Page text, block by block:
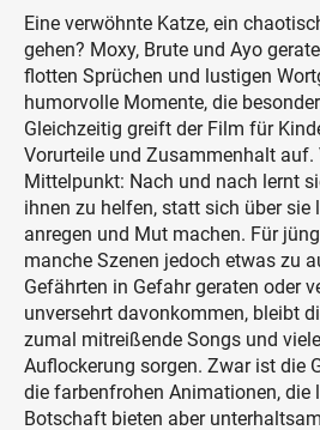
Eine verwöhnte Katze, ein
gehen? Moxy, Brute und Ayo
flotten Sprüchen und lustigen
humorvolle Momente, die
Gleichzeitig greift der Film für
Vorurteile und Zusammenhalt
Mittelpunkt: Nach und nach lernt
ihnen zu helfen, statt sich über
anregen und Mut machen. Für
manche Szenen jedoch etwas zu
Gefährten in Gefahr geraten oder
unversehrt davonkommen, bleibt
zumal mitreißende Songs und
Auflockerung sorgen. Zwar ist die
die farbenfrohen Animationen, die
Botschaft bieten aber